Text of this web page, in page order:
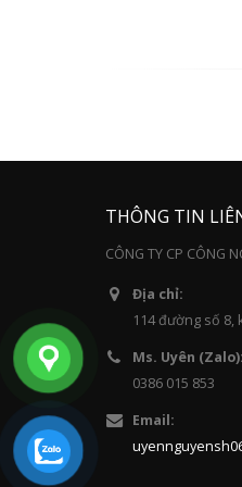
THÔNG TIN
CÔNG TY CP CÔNG
Địa chỉ:
114 đường số 8,
Ms. Uyên (Zalo):
0386 015 853
Email: